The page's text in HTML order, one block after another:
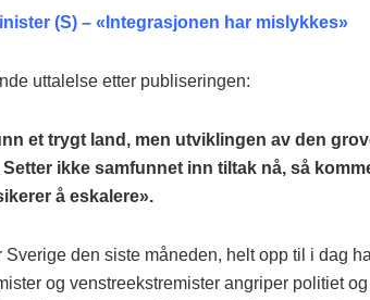
(S) – «Integrasjonen har mislykkes»
uttalelse etter publiseringen:
et trygt land, men utviklingen av den
ikke samfunnet inn tiltak nå, så
å eskalere».
Sverige den siste måneden, helt opp til i dag
og venstreekstremister angriper politiet